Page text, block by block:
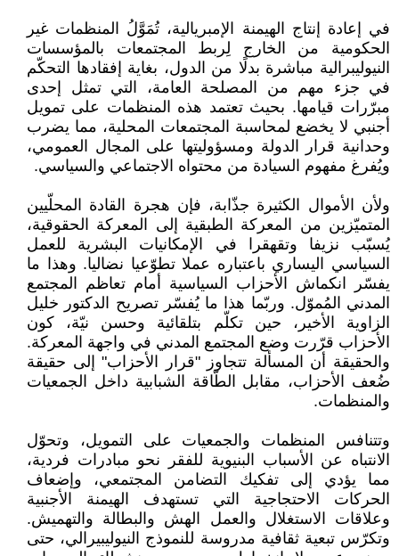
في إعادة إنتاج الهيمنة الإمبريالية، تُمَوَّلُ المنظمات غير
الحكومية من الخارج لِربط المجتمعات بالمؤسسات
النيوليبرالية مباشرة بدلًا من الدول، بغاية إفقادها التحكّم
في جزء مهم من المصلحة العامة، التي تمثل إحدى
مبرّرات قيامها. بحيث تعتمد هذه المنظمات على تمويل
أجنبي لا يخضع لمحاسبة المجتمعات المحلية، مما يضرب
وحدانية قرار الدولة ومسؤوليتها على المجال العمومي،
ويُفرغ مفهوم السيادة من محتواه الاجتماعي والسياسي.
ولأن الأموال الكثيرة جذّابة، فإن هجرة القادة المحلّيين
المتميّزين من المعركة الطبقية إلى المعركة الحقوقية،
يُسبّب نزيفا وتقهقرا في الإمكانيات البشرية للعمل
السياسي اليساري باعتباره عملا تطوّعيا نضاليا. وهذا ما
يفسّر انكماش الأحزاب السياسية أمام تعاظم المجتمع
المدني المُموّل. وربّما هذا ما يُفسّر تصريح الدكتور خليل
الزاوية الأخير، حين تكلّم بتلقائية وحسن نيّة، كون
الأحزاب قرّرت وضع المجتمع المدني في واجهة المعركة.
والحقيقة أن المسألة تتجاوز "قرار الأحزاب" إلى حقيقة
ضُعف الأحزاب، مقابل الطّاقة الشبابية داخل الجمعيات
والمنظمات.
وتتنافس المنظمات والجمعيات على التمويل، وتحوّل
الانتباه عن الأسباب البنيوية للفقر نحو مبادرات فردية،
مما يؤدي إلى تفكيك التضامن المجتمعي، وإضعاف
الحركات الاحتجاجية التي تستهدف الهيمنة الأجنبية
وعلاقات الاستغلال والعمل الهش والبطالة والتهميش.
وتكرّس تبعية ثقافية مدروسة للنموذج النيوليبيرالي، حتى